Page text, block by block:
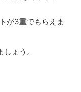
が3重でもらえま
ょう。